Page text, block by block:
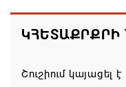
արդյունքները. ՀՀ
10958 առաջին
ԿՀԵՏԱՔՐՔՐԻ
Շուշիում կայացել